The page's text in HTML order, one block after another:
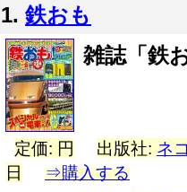
1. 鉄おも
雑誌「鉄
定価: 円 出版社: ネ
日
⇒購入する